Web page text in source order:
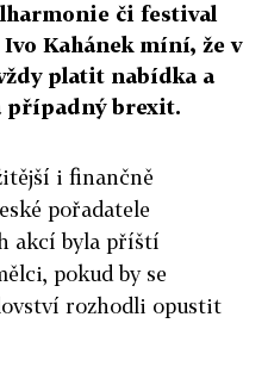
či festival
Kahánek míní, že v
platit nabídka a
případný brexit.
i finančně
pořadatele
akcí byla příští
pokud by se
rozhodli opustit